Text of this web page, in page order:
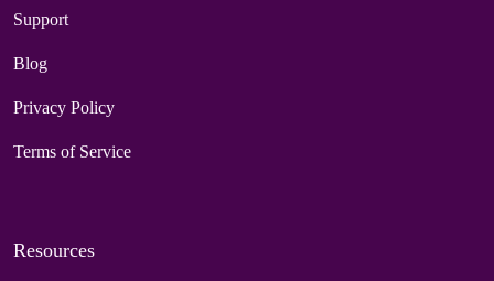
Support
Blog
Privacy Policy
Terms of Service
Resources